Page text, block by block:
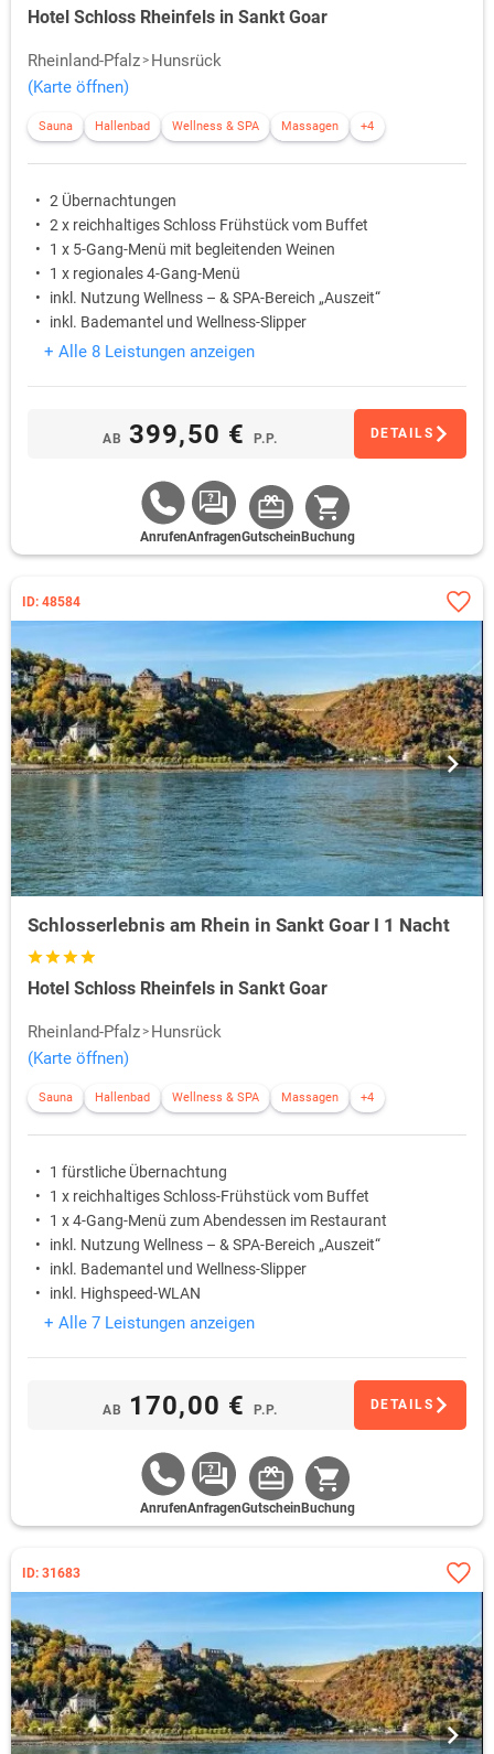
Hotel Schloss Rheinfels in Sankt Goar
Rheinland-Pfalz
Hunsrück
(Karte öffnen)
Sauna Hallenbad Wellness & SPA Massagen +4
2 Übernachtungen
2 x reichhaltiges Schloss Frühstück vom Buffet
1 x 5-Gang-Menü mit begleitenden Weinen
1 x regionales 4-Gang-Menü
inkl. Nutzung Wellness – & SPA-Bereich „Auszeit“
inkl. Bademantel und Wellness-Slipper
+ Alle 8 Leistungen anzeigen
AB 399,50 € P.P. DETAILS
AnrufenAnfragenGutschein Buchung
ID: 48584
Schlosserlebnis am Rhein in Sankt Goar I 1 Nacht
Hotel Schloss Rheinfels in Sankt Goar
Rheinland-Pfalz
Hunsrück
(Karte öffnen)
Sauna Hallenbad Wellness & SPA Massagen +4
1 fürstliche Übernachtung
1 x reichhaltiges Schloss-Frühstück vom Buffet
1 x 4-Gang-Menü zum Abendessen im Restaurant
inkl. Nutzung Wellness – & SPA-Bereich „Auszeit“
inkl. Bademantel und Wellness-Slipper
inkl. Highspeed-WLAN
+ Alle 7 Leistungen anzeigen
AB 170,00 € P.P. DETAILS
AnrufenAnfragenGutschein Buchung
ID: 31683